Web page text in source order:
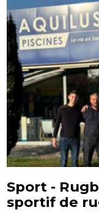
Sport -
sportif de